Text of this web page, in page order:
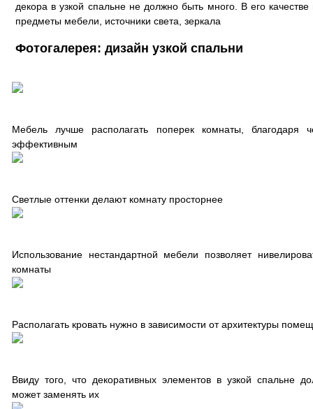
декора в узкой спальне не должно быть много. В его качестве
предметы мебели, источники света, зеркала
Фотогалерея: дизайн узкой спальни
Мебель лучше располагать поперек комнаты, благодаря
эффективным
Светлые оттенки делают комнату просторнее
Использование нестандартной мебели позволяет
комнаты
Располагать кровать нужно в зависимости от архитектуры
Ввиду того, что декоративных элементов в узкой спальне
может заменять их